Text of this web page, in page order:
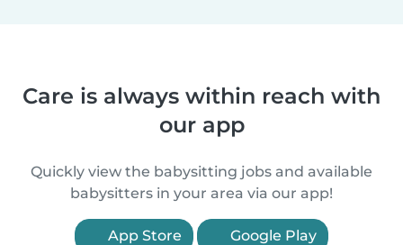
Care is always within reach with
our app
Quickly view the babysitting jobs and available
babysitters in your area via our app!
App Store Google Play